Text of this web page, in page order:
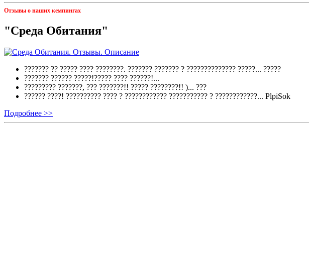
Отзывы о наших кемпингах
"Среда Обитания"
??????? ?? ????? ???? ????????. ??????? ??????? ? ?????????????? ?????... ?????
??????? ?????? ?????!????? ???? ??????!...
????????? ???????, ??? ???????!! ????? ????????!! )... ???
?????? ????! ?????????? ???? ? ???????????? ??????????? ? ????????????... PlpiSok
Подробнее >>